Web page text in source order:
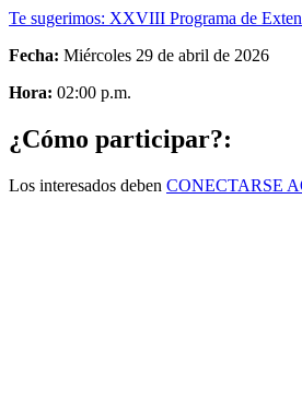
Te sugerimos: XXVIII Programa de
Fecha: Miércoles 29 de abril de 2026
Hora: 02:00 p.m.
¿Cómo participar?:
Los interesados deben CONECTARSE